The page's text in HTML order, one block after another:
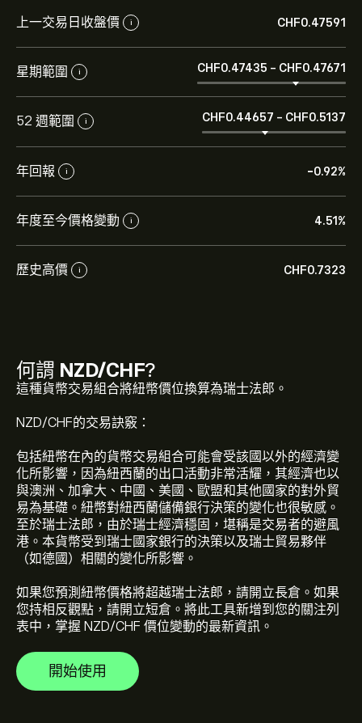
上一交易日收盤價 i ‎CHF‎0.47591
星期範圍 i ‎CHF‎0.47435 - ‎CHF‎0.47671
52 週範圍 i ‎CHF‎0.44657 - ‎CHF‎0.5137
年回報 i -0.92%
年度至今價格變動 i 4.51%
歷史高價 i ‎CHF‎0.7323
何謂 NZD/CHF?
這種貨幣交易組合將紐幣價位換算為瑞士法郎。
NZD/CHF的交易訣竅：
包括紐幣在內的貨幣交易組合可能會受該國以外的經濟變
化所影響，因為紐西蘭的出口活動非常活耀，其經濟也以
與澳洲、加拿大、中國、美國、歐盟和其他國家的對外貿
易為基礎。紐幣對紐西蘭儲備銀行決策的變化也很敏感。
至於瑞士法郎，由於瑞士經濟穩固，堪稱是交易者的避風
港。本貨幣受到瑞士國家銀行的決策以及瑞士貿易夥伴
（如德國）相關的變化所影響。
如果您預測紐幣價格將超越瑞士法郎，請開立長倉。如果
您持相反觀點，請開立短倉。將此工具新增到您的關注列
表中，掌握 NZD/CHF 價位變動的最新資訊。
開始使用
NZDCHF 的目前價格是 ‎CHF‎0.47591 美元
NZD/CHF 的歷史高點是 ‎CHF‎0.73230 美元
以檢視NZD/CHF 的歷史價格變動。NZD/CHF 的價格在過
去一年內介於 ‎CHF‎0 之間。
若要購買 NZDCHF，請瀏覽 eToro 網站上的「"NZD/CHF
(NZDCHF)"」頁面。在建立帳戶並存入資金後，請按一下
[交易] 按鈕並決定要購買多少 NZD/CHF。您也可以下單，
在未來以特定價格購買 NZDCHF。